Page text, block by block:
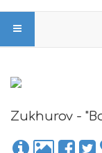
Zukhurov -